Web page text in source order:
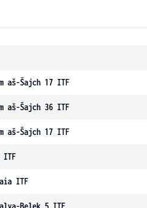
aš-Šajch 17 ITF
aš-Šajch 36 ITF
aš-Šajch 17 ITF
ITF
ITF
Belek 5 ITF